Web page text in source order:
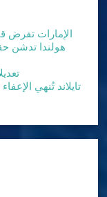
الإمارات تفرض
هولندا تدشن